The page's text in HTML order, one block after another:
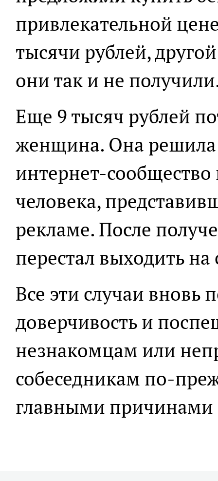
привлекательной
тысячи рублей,
они так и не
Еще 9 тысяч рублей
женщина. Она решила
интернет-
человека,
рекламе. После
перестал выходить на
Все эти случаи вновь
доверчивость и
незнакомцам или
собеседникам по-
главными причинами